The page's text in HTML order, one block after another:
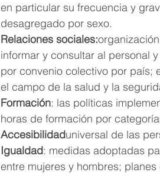
en particular su frecuencia y
desagregado por sexo.
Relaciones sociales:
informar y consultar al personal
por convenio colectivo por país;
el campo de la salud y la
Formación: las políticas
horas de formación por
Accesibilidaduniversal de las
Igualdad: medidas adoptadas
entre mujeres y hombres;